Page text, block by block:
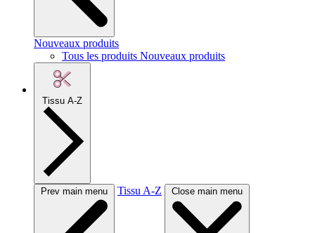
Nouveaux produits
Tous les produits Nouveaux produits
Tissu A-Z
Prev main menu Tissu A-Z Close main menu